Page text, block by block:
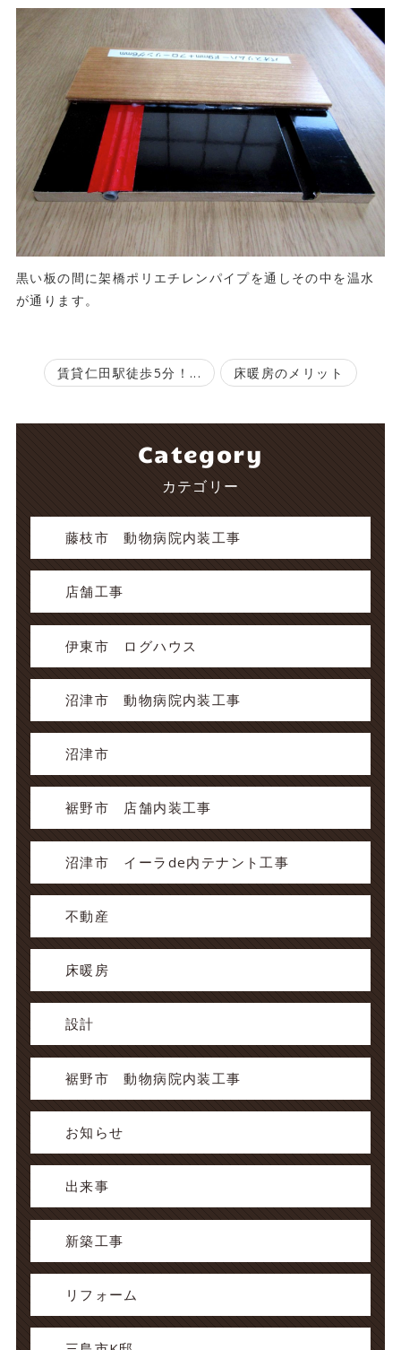
黒い板の間に架橋ポリエチレンパイプを通しその中を温水
が通ります。
賃貸仁田駅徒歩5分！... 床暖房のメリット
Category
カテゴリー
藤枝市 動物病院内装工事
店舗工事
伊東市 ログハウス
沼津市 動物病院内装工事
沼津市
裾野市 店舗内装工事
沼津市 イーラde内テナント工事
不動産
床暖房
設計
裾野市 動物病院内装工事
お知らせ
出来事
新築工事
リフォーム